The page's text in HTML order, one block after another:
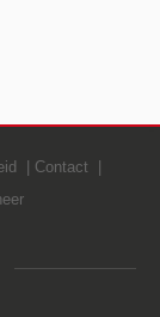
Contact